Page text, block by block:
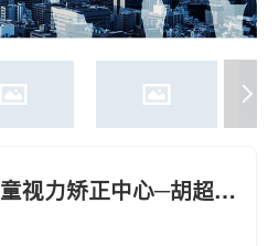
视力矫正中心─胡超眼